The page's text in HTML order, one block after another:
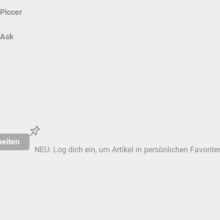
Piccer
Ask
NEU: Log dich ein, um Artikel in persönlichen